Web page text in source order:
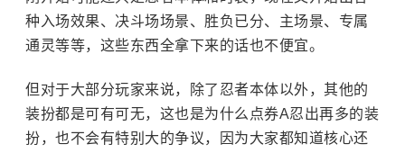
种入场效果、决斗场场景、胜负已分、主场景、专属
通灵等等，这些东西全拿下来的话也不便宜。
但对于大部分玩家来说，除了忍者本体以外，其他的
装扮都是可有可无，这也是为什么点券A忍出再多的装
扮，也不会有特别大的争议，因为大家都知道核心还